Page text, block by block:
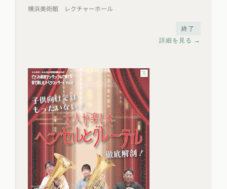
横浜美術館 レクチャーホール
終了
詳細を見る →